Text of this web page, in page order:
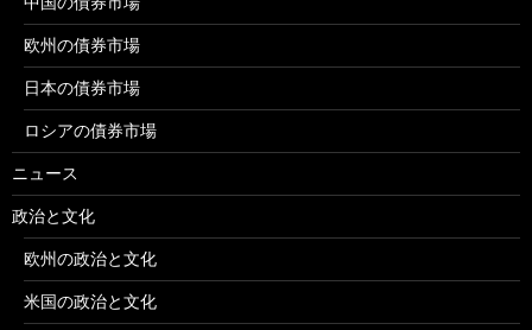
欧州の債券市場
日本の債券市場
ロシアの債券市場
ニュース
政治と文化
欧州の政治と文化
米国の政治と文化